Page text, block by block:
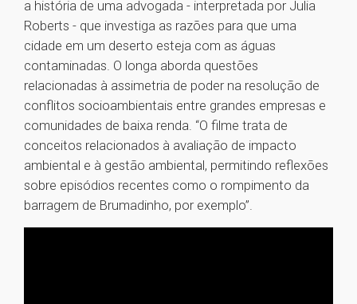
a história de uma advogada - interpretada por Julia
Roberts - que investiga as razões para que uma
cidade em um deserto esteja com as águas
contaminadas. O longa aborda questões
relacionadas à assimetria de poder na resolução de
conflitos socioambientais entre grandes empresas e
comunidades de baixa renda. “O filme trata de
conceitos relacionados à avaliação de impacto
ambiental e à gestão ambiental, permitindo reflexões
sobre episódios recentes como o rompimento da
barragem de Brumadinho, por exemplo”.